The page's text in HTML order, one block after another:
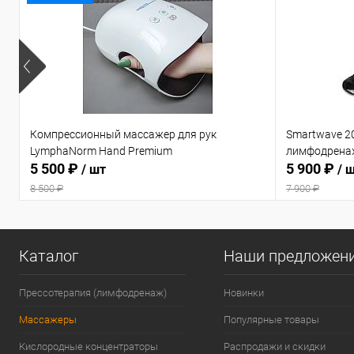
Компрессионный массажер для рук
LymphaNorm Hand Premium
5 500 ₽ / шт
8 500 ₽
Smartwave
5 900 ₽ /
7 900 ₽
Каталог
Прессотерапия (лимфодренаж)
Массажеры
Кислородные концентраторы
Наши
Новинки
Популярные товары
Распродажи и скидки